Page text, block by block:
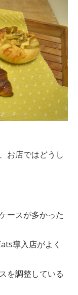
お店ではどうし
ースが多かった
導入店がよく
を調整している